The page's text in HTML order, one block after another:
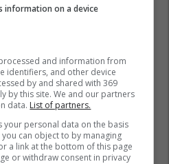
Hospital me pako
Health sjell mbështetje
për organizatat
në Zvicër
Health
information on a device
and information from
identifiers, and other device
by and shared with 369
by this site. We and our partners
data. List of partners.
your personal data on the basis
can object to by managing
a link at the bottom of this page
or withdraw consent in privacy